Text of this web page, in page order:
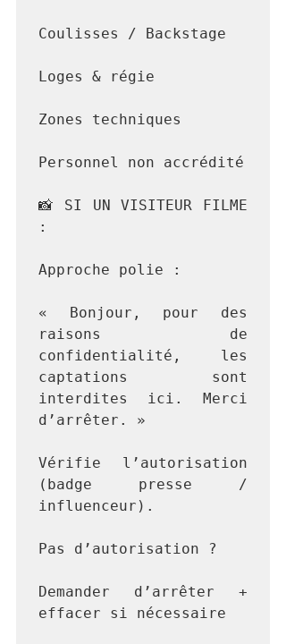
Coulisses / Backstage
Loges & régie
Zones techniques
Personnel non accrédité
📸 SI UN VISITEUR FILME
:
Approche polie :
« Bonjour, pour des
raisons de
confidentialité, les
captations sont
interdites ici. Merci
d’arrêter. »
Vérifie l’autorisation
(badge presse /
influenceur).
Pas d’autorisation ?
Demander d’arrêter +
effacer si nécessaire